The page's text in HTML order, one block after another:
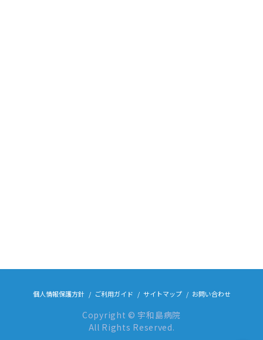
個人情報保護方針 ご利用ガイド サイトマップ お問い合わせ
Copyright © 宇和島病院
All Rights Reserved.